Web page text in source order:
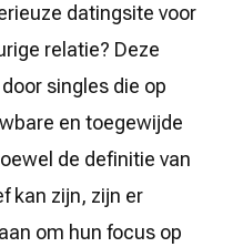
datingsite voor
relatie? Deze
singles die op
en toegewijde
de definitie van
kan zijn, zijn er
om hun focus op